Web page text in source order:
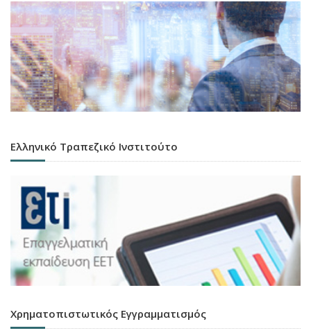
Ελληνικό Τραπεζικό Ινστιτούτο
Χρηματοπιστωτικός Εγγραμματισμός